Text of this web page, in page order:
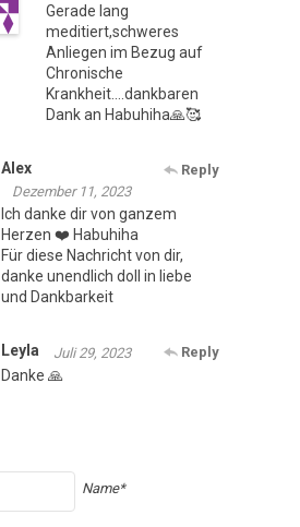
Gerade lang
meditiert,schweres
Anliegen im Bezug auf
Chronische
Krankheit….dankbaren
Dank an Habuhiha🙏🥰
Alex
Reply
Dezember 11, 2023
Ich danke dir von ganzem
Herzen ❤️ Habuhiha
Für diese Nachricht von dir,
danke unendlich doll in liebe
und Dankbarkeit
Leyla Reply
Juli 29, 2023
Danke 🙏
Name*